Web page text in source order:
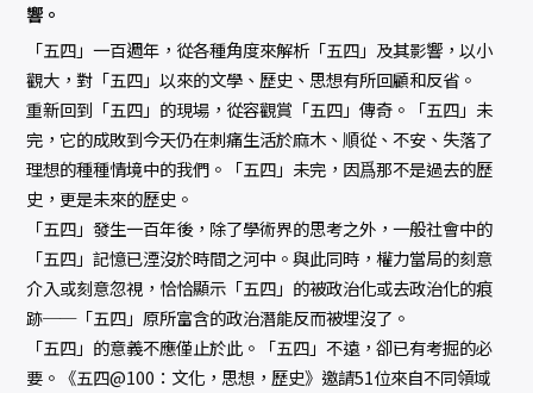
響。
「五四」一百週年，從各種角度來解析「五四」及其影響，以小
觀大，對「五四」以來的文學、歷史、思想有所回顧和反省。
重新回到「五四」的現場，從容觀賞「五四」傳奇。「五四」未
完，它的成敗到今天仍在刺痛生活於麻木、順從、不安、失落了
理想的種種情境中的我們。「五四」未完，因爲那不是過去的歷
史，更是未來的歷史。
「五四」發生一百年後，除了學術界的思考之外，一般社會中的
「五四」記憶已湮沒於時間之河中。與此同時，權力當局的刻意
介入或刻意忽視，恰恰顯示「五四」的被政治化或去政治化的痕
跡──「五四」原所富含的政治潛能反而被埋沒了。
「五四」的意義不應僅止於此。「五四」不遠，卻已有考掘的必
要。《五四@100：文化，思想，歷史》邀請51位來自不同領域